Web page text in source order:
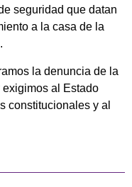
seguridad que datan
a la casa de la
la denuncia de la
al Estado
constitucionales y al